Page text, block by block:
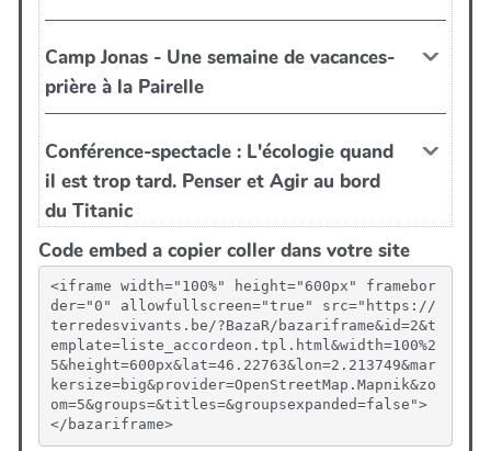
Code embed a copier coller dans votre site
<iframe width="100%" height="600px" framebor
der="0" allowfullscreen="true" src="https://
terredesvivants.be/?BazaR/bazariframe&id=2&t
emplate=liste_accordeon.tpl.html&width=100%2
5&height=600px&lat=46.22763&lon=2.213749&mar
kersize=big&provider=OpenStreetMap.Mapnik&zo
om=5&groups=&titles=&groupsexpanded=false">
</bazariframe>